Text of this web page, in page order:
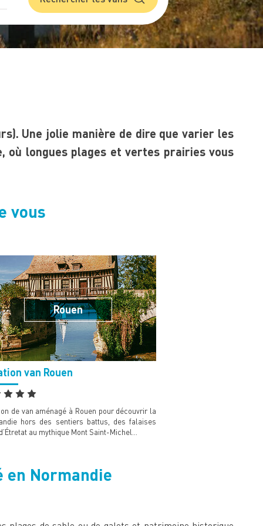
Une jolie manière de dire que varier les
longues plages et vertes prairies vous
vous
Rouen
van Rouen
de van aménagé à Rouen pour découvrir la
hors des sentiers battus, des falaises
au mythique Mont Saint-Michel…
en Normandie